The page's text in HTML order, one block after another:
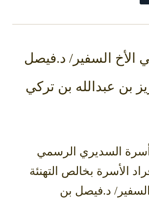
الأخ السفير/ د.فيصل
بن عبدالله بن تركي
السديري الرسمي
الأسرة بخالص التهنئة
السفير/ د.فيصل بن